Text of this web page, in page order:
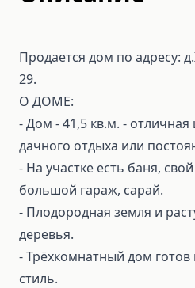
Продается дом по адресу:
29.
О ДОМЕ:
- Дом - 41,5 кв.м. -
дачного отдыха или
- На участке есть баня,
большой гараж, сарай.
- Плодородная земля и
деревья.
- Трёхкомнатный дом
стиль.